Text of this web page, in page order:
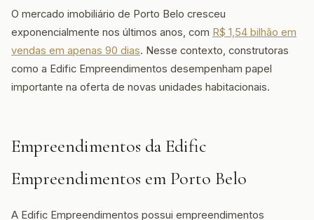
O mercado imobiliário de Porto Belo cresceu
exponencialmente nos últimos anos, com R$ 1,54 bilhão em
vendas em apenas 90 dias. Nesse contexto, construtoras
como a Edific Empreendimentos desempenham papel
importante na oferta de novas unidades habitacionais.
Empreendimentos da Edific
Empreendimentos em Porto Belo
A Edific Empreendimentos possui empreendimentos